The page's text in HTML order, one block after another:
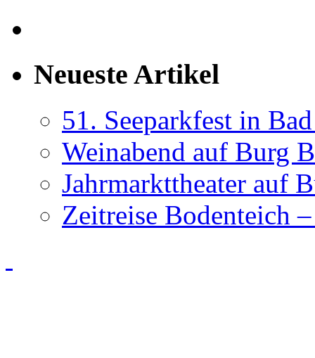
Neueste Artikel
51. Seeparkfest in
Weinabend auf Burg
Jahrmarkttheater auf
Zeitreise Bodenteich